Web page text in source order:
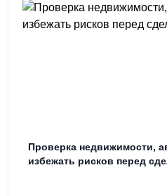
Проверка недвижимости,
избежать рисков перед